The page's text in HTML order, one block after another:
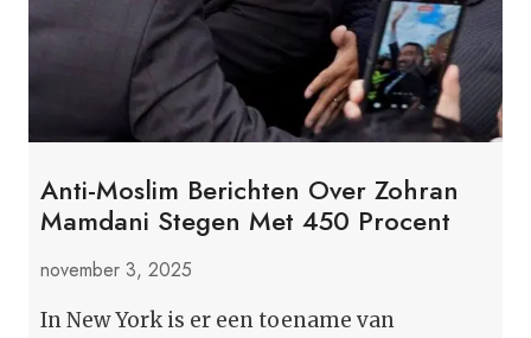
OP
X
Anti-Moslim Berichten Over Zohran
Mamdani Stegen Met 450 Procent
november 3, 2025
In New York is er een toename van